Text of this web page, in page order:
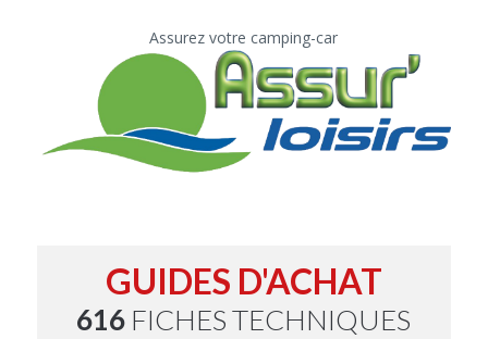
Assurez votre camping-car
GUIDES D'ACHAT
616 FICHES TECHNIQUES